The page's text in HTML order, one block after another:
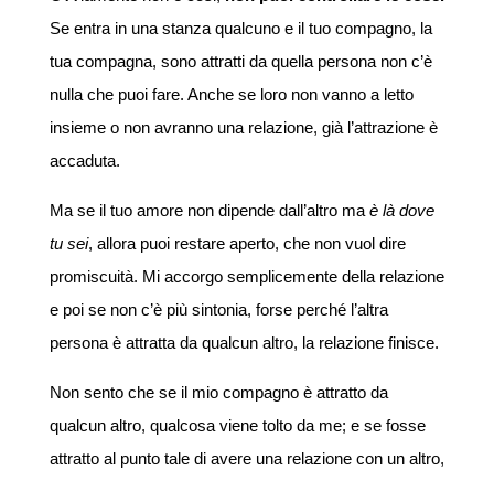
Se entra in una stanza qualcuno e il tuo compagno, la
tua compagna, sono attratti da quella persona non c’è
nulla che puoi fare. Anche se loro non vanno a letto
insieme o non avranno una relazione, già l’attrazione è
accaduta.
Ma se il tuo amore non dipende dall’altro ma è là dove
tu sei, allora puoi restare aperto, che non vuol dire
promiscuità. Mi accorgo semplicemente della relazione
e poi se non c’è più sintonia, forse perché l’altra
persona è attratta da qualcun altro, la relazione finisce.
Non sento che se il mio compagno è attratto da
qualcun altro, qualcosa viene tolto da me; e se fosse
attratto al punto tale di avere una relazione con un altro,